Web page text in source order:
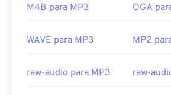
felizmente agora está desativado
Desenvolvido por:
M4B para MP3 OGA
WAVE para MP3 MP2
raw-audio para MP3 raw-